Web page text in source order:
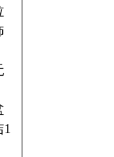
1